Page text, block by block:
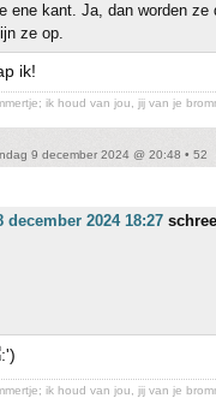
ene kant. Ja, dan worden ze
ze op.
ik!
ik houd van jou, jij van je
9 december 2024 @ 20:48 • 52
december 2024 18:27
ik houd van jou, jij van je